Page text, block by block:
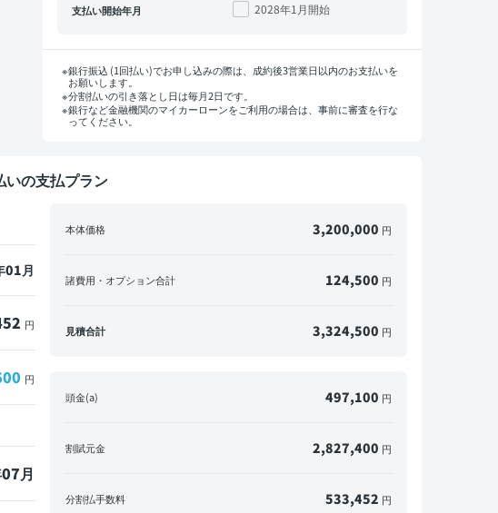
支払い開始年月 2028年1月開始
銀行振込 (1回払い)でお申し込みの際は、成約後3営業日以内のお支払いを
お願いします。
分割払いの引き落とし日は毎月2日です。
銀行など金融機関のマイカーローンをご利用の場合は、事前に審査を行な
ってください。
※一部の金融機関ではローンが組めない場合がございます。
いの支払プラン
01月
円
円
月
本体価格 3,200,000 円
諸費用・オプション合計 124,500 円
見積合計 3,324,500 円
頭金(a) 497,100 円
割賦元金 2,827,400 円
分割払手数料 533,452 円